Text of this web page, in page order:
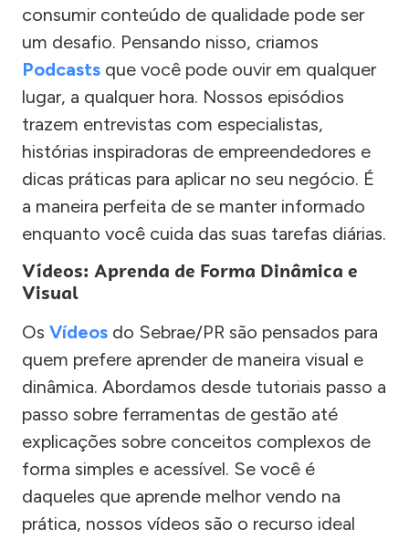
consumir conteúdo de qualidade pode ser
um desafio. Pensando nisso, criamos
Podcasts que você pode ouvir em qualquer
lugar, a qualquer hora. Nossos episódios
trazem entrevistas com especialistas,
histórias inspiradoras de empreendedores e
dicas práticas para aplicar no seu negócio. É
a maneira perfeita de se manter informado
enquanto você cuida das suas tarefas diárias.
Vídeos: Aprenda de Forma Dinâmica e
Visual
Os Vídeos do Sebrae/PR são pensados para
quem prefere aprender de maneira visual e
dinâmica. Abordamos desde tutoriais passo a
passo sobre ferramentas de gestão até
explicações sobre conceitos complexos de
forma simples e acessível. Se você é
daqueles que aprende melhor vendo na
prática, nossos vídeos são o recurso ideal